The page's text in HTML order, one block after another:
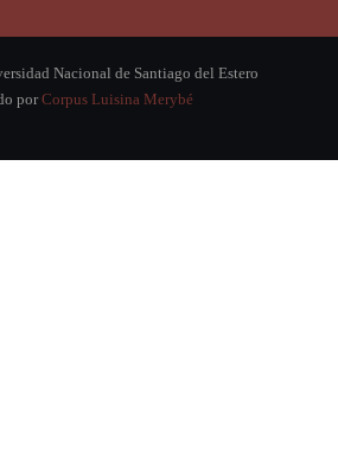
Nacional de Santiago del Estero
porCorpus Luisina Merybé